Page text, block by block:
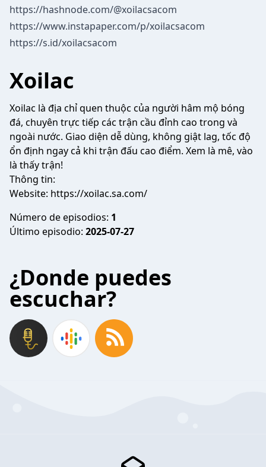
https://hashnode.com/@xoilacsacom
https://www.instapaper.com/p/xoilacsacom
https://s.id/xoilacsacom
Xoilac
Xoilac là địa chỉ quen thuộc của người hâm mộ bóng
đá, chuyên trực tiếp các trận cầu đỉnh cao trong và
ngoài nước. Giao diện dễ dùng, không giật lag, tốc độ
ổn định ngay cả khi trận đấu cao điểm. Xem là mê, vào
là thấy trận!
Thông tin:
Website: https://xoilac.sa.com/
Número de episodios: 1
Último episodio: 2025-07-27
¿Donde puedes
escuchar?